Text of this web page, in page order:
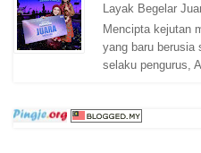
Layak Begelar
Mencipta kejutan
yang baru berusia
selaku pengurus,